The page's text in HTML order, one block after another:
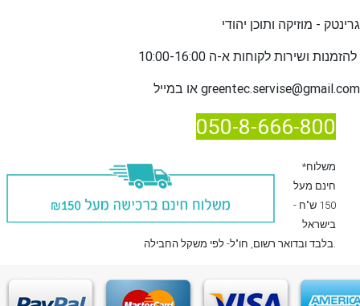
גרינטק - מוזיקה ותוכן יהודי
להזמנות ו
greentec.servise@gmail.com
050-8-666-800
*משלוח
חינם מעל
150 ש"ח -
בישראל
בלבדובדואר רשום , חו"ל- לפי משקל החבילה.